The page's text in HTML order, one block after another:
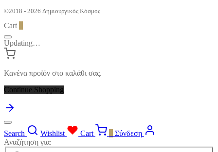
©2018 - 2026 Δημιουργικός Κόσμος
Cart
Updating…
Κανένα προϊόν στο καλάθι σας.
Continue Shopping
Search Wishlist Cart
Σύνδεση
Αναζήτηση για: